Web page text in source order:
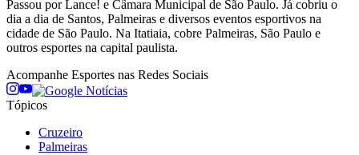
Passou por Lance! e Câmara Municipal de São Paulo. Já cobriu o
dia a dia de Santos, Palmeiras e diversos eventos esportivos na
cidade de São Paulo. Na Itatiaia, cobre Palmeiras, São Paulo e
outros esportes na capital paulista.
Acompanhe Esportes nas Redes Sociais
Tópicos
Cruzeiro
Palmeiras